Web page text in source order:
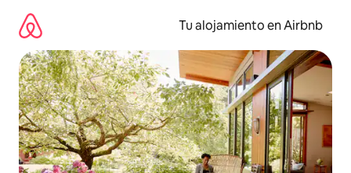
contenido
Tu alojamiento en Airbnb